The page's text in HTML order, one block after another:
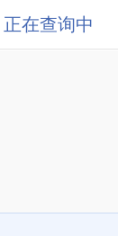
正在查询中